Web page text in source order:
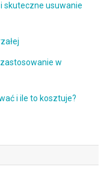
skuteczne usuwanie
w
i ile to kosztuje?